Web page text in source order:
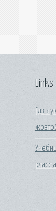
Гдз з
класс